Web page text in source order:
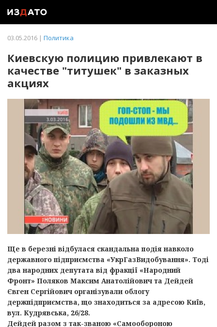
03.05.2016 | Политика
Киевскую полицию привлекают в
качестве "титушек" в заказных
акциях
Ще в березні відбулася скандальна подія навколо
державного підприємства «УкрГазВидобування». Тоді
два народних депутата від фракції «Народний
Фронт» Поляков Максим Анатолійович та Дейдей
Євген Сергійович організували облогу
держпідприємства, що знаходиться за адресою Київ,
вул. Кудрявська, 26/28.
Дейдей разом з так-званою «Самообороною